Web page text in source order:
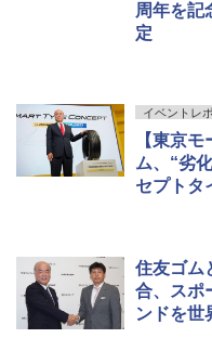
周年を記
定
イベントレ
【東京
ム、“劣
セプトタ
住友ゴム
合、スポ
ンドを世